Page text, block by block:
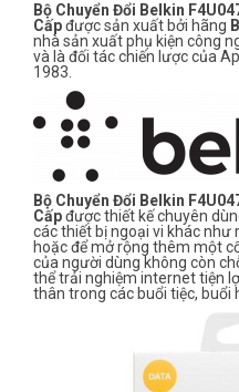
Bộ Chuyển Đổi Belkin
Cấpđược sản xuất bởi hãng
nhà sản xuất phụ kiện công
và là đối tác chiến lược của
1983.
Bộ Chuyển Đổi Belkin
Cấpđược thiết kế chuyên
các thiết bị ngoại vi khác
hoặc để mở rộng thêm một
của người dùng không còn
thể trải nghiệm internet tiện
thân trong các buổi tiệc, buổi